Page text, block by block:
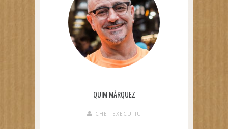
QUIM MÁRQUEZ
CHEF EXECUTIU